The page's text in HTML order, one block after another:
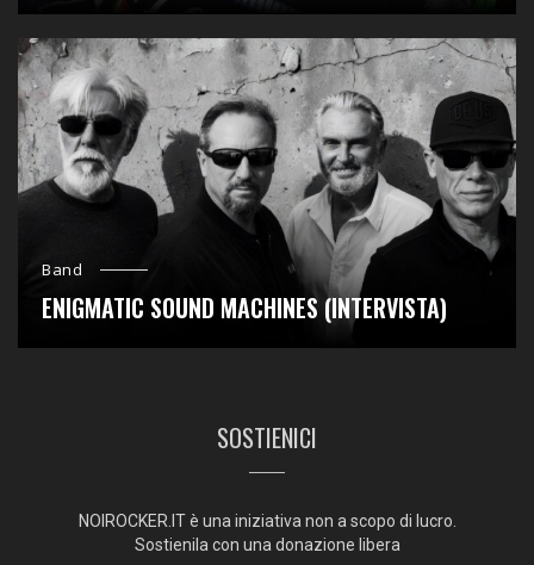
Band
ENIGMATIC SOUND MACHINES (INTERVISTA)
SOSTIENICI
NOIROCKER.IT è una iniziativa non a scopo di lucro.
Sostienila con una donazione libera